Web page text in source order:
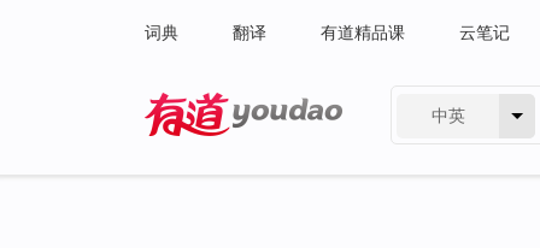
词典 翻译 有道精品课 云笔记
中英